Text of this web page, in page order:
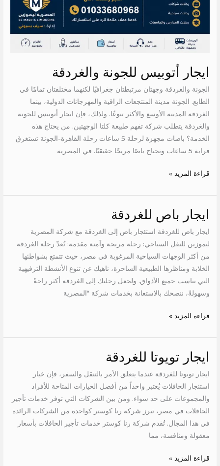
ايجار أتوبيس للجونة والغردقة
الجونة والغردقة وجهتان مرتبطتان جغرافيًا لكنهما مختلفتان تمامًا في
الطابع. الجونة مدينة المنتجعات الراقية والمهرجانات الدولية، بينما
الغردقة المدينة الأوسع والأكثر تنوعًا. ولذلك، فإن ايجار أتوبيس للجونة
والغردقة يتطلب شركة تفهم طبيعة كلتا الوجهتين. من يحتاج هذه
الخدمة؟ باصات مجهزة لرحلة 5 ساعات رحلة القاهرة-الجونة تستغرق
قرابة 5 ساعات وتحتاج باصًا مريحًا حقيقيًا. في المصرية
قراءة المزيد »
ايجار باص للغردقة
ايجار باص للغردقة استئجار باص إلى الغردقة مع شركة المصرية
ليموزين للنقل السياحي: رحلة مريحة وآمنة مقدمة: تُعدّ رحلة الغردقة
من أكثر الوجهات السياحية المرغوبة في مصر، حيث تتمتع بشواطئها
الخلابة ومناظرها الطبيعية الساحرة، ناهيك عن تنوع الأنشطة الترفيهية
التي تناسب جميع الأذواق. ولجعل رحلتك إلى الغردقة أكثر راحةً
وسهولةً، ننصحك بالاستعانة بخدمات شركة “المصرية
ايجار
باص
للغردقة
قراءة المزيد »
ايجار تويوتا للغردقة
ايجار تويوتا للغردقة عندما يتعلق الأمر بالتنقل والسفر، فإن خيار
استئجار الحافلات يُعتبر واحداً من أفضل الخيارات المتاحة للأفراد
والمجموعات على حد سواء. ومن بين الشركات التي توفر خدمات تأجير
الحافلات في مصر، تبرز شركة رنا كوستر كواحدة من الشركات الرائدة
في هذا المجال. تُقدم شركة رنا كوستر خدمات تأجير الحافلات بأسعار
معقولة ومنافسة، مما
ايجار
تويوتا
للغردقة
قراءة المزيد »